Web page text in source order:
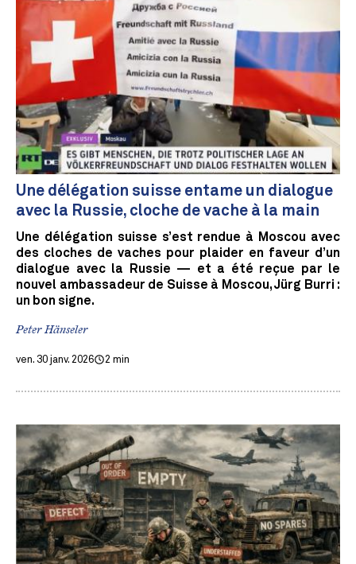
Une délégation suisse entame un dialogue
avec la Russie, cloche de vache à la main
Une délégation suisse s’est rendue à Moscou avec
des cloches de vaches pour plaider en faveur d’un
dialogue avec la Russie — et a été reçue par le
nouvel ambassadeur de Suisse à Moscou, Jürg Burri :
un bon signe.
Peter Hänseler
ven. 30 janv. 2026 2 min